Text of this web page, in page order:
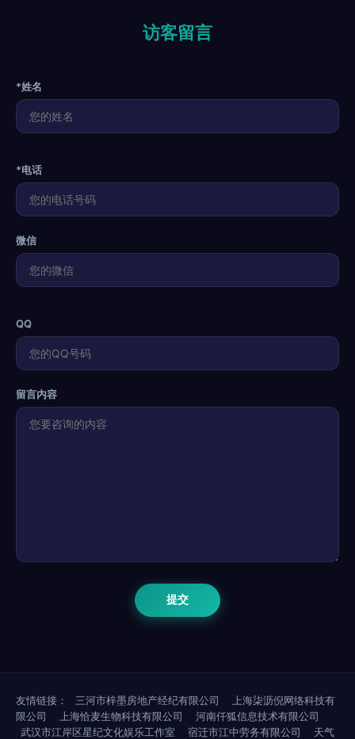
访客留言
*姓名
*电话
微信
QQ
留言内容
友情链接： 三河市梓墨房地产经纪有限公司
上海柒沥倪网络科技有
限公司
上海恰麦生物科技有限公司
河南仟狐信息技术有限公司
武汉市江岸区星纪文化娱乐工作室
宿迁市江中劳务有限公司
天气